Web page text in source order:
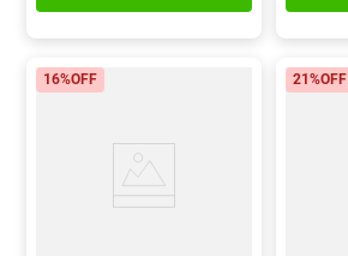
16%OFF 21%OFF